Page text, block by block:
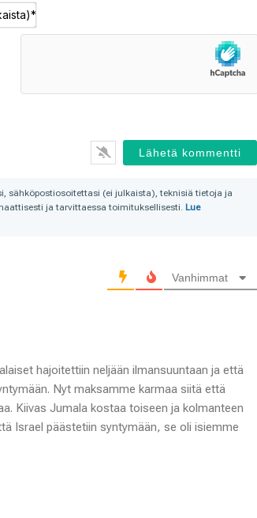
Sähköposti
(pakollinen,
sähköpostiosoitettasi (ei julkaista), teknisiä tietoja ja
ja tarvittaessa toimituksellisesti.Lue
Vanhimmat
hajoitettiin neljään ilmansuuntaan ja että
Nyt maksamme karmaa siitä että
Kiivas Jumala kostaa toiseen ja kolmanteen
Israel päästetiin syntymään, se oli isiemme